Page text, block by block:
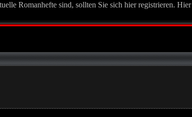
Romanhefte sind, sollten Sie sich hier registrieren.